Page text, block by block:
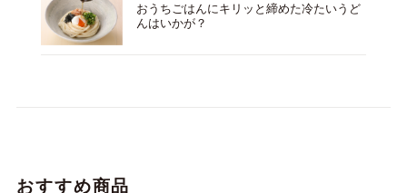
おうちごはんにキリッと締めた冷たいうど
んはいかが？
おすすめ商品